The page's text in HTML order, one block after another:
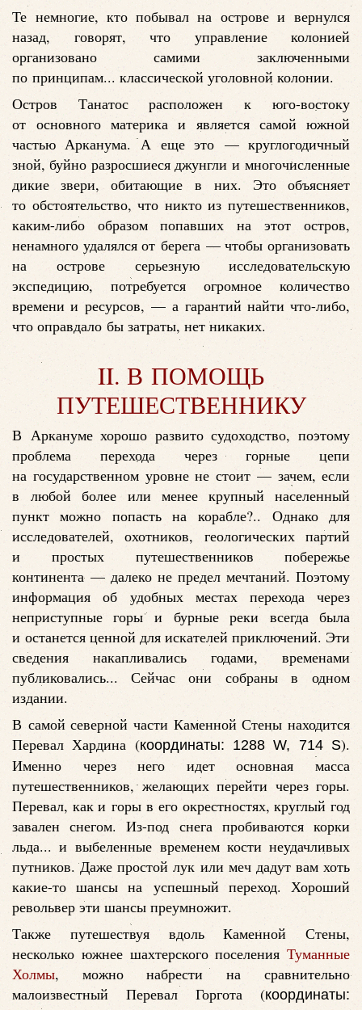
Те немногие, кто побывал на острове и вернулся
назад, говорят, что управление колонией
организовано самими заключенными
по принципам... классической уголовной колонии.
Остров Танатос расположен к юго-востоку
от основного материка и является самой южной
частью Арканума. А еще это — круглогодичный
зной, буйно разросшиеся джунгли и многочисленные
дикие звери, обитающие в них. Это объясняет
то обстоятельство, что никто из путешественников,
каким-либо образом попавших на этот остров,
ненамного удалялся от берега — чтобы организовать
на острове серьезную исследовательскую
экспедицию, потребуется огромное количество
времени и ресурсов, — а гарантий найти что-либо,
что оправдало бы затраты, нет никаких.
II. В ПОМОЩЬ
ПУТЕШЕСТВЕННИКУ
В Аркануме хорошо развито судоходство, поэтому
проблема перехода через горные цепи
на государственном уровне не стоит — зачем, если
в любой более или менее крупный населенный
пункт можно попасть на корабле?.. Однако для
исследователей, охотников, геологических партий
и простых путешественников побережье
континента — далеко не предел мечтаний. Поэтому
информация об удобных местах перехода через
неприступные горы и бурные реки всегда была
и останется ценной для искателей приключений. Эти
сведения накапливались годами, временами
публиковались... Сейчас они собраны в одном
издании.
В самой северной части Каменной Стены находится
Перевал Хардина (координаты: 1288 W, 714 S).
Именно через него идет основная масса
путешественников, желающих перейти через горы.
Перевал, как и горы в его окрестностях, круглый год
завален снегом. Из-под снега пробиваются корки
льда... и выбеленные временем кости неудачливых
путников. Даже простой лук или меч дадут вам хоть
какие-то шансы на успешный переход. Хороший
револьвер эти шансы преумножит.
Также путешествуя вдоль Каменной Стены,
несколько южнее шахтерского поселения Туманные
Холмы, можно набрести на сравнительно
малоизвестный Перевал Горгота (координаты: